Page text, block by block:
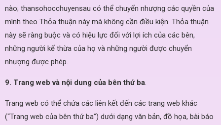
nào; thansohocchuyensau có thể chuyển nhượng các quyền của
mình theo Thỏa thuận này mà không cần điều kiện. Thỏa thuận
này sẽ ràng buộc và có hiệu lực đối với lợi ích của các bên,
những người kế thừa của họ và những người được chuyển
nhượng được phép.
9. Trang web và nội dung của bên thứ ba.
Trang web có thể chứa các liên kết đến các trang web khác
(“Trang web của bên thứ ba”) dưới dạng văn bản, đồ họa, bài báo